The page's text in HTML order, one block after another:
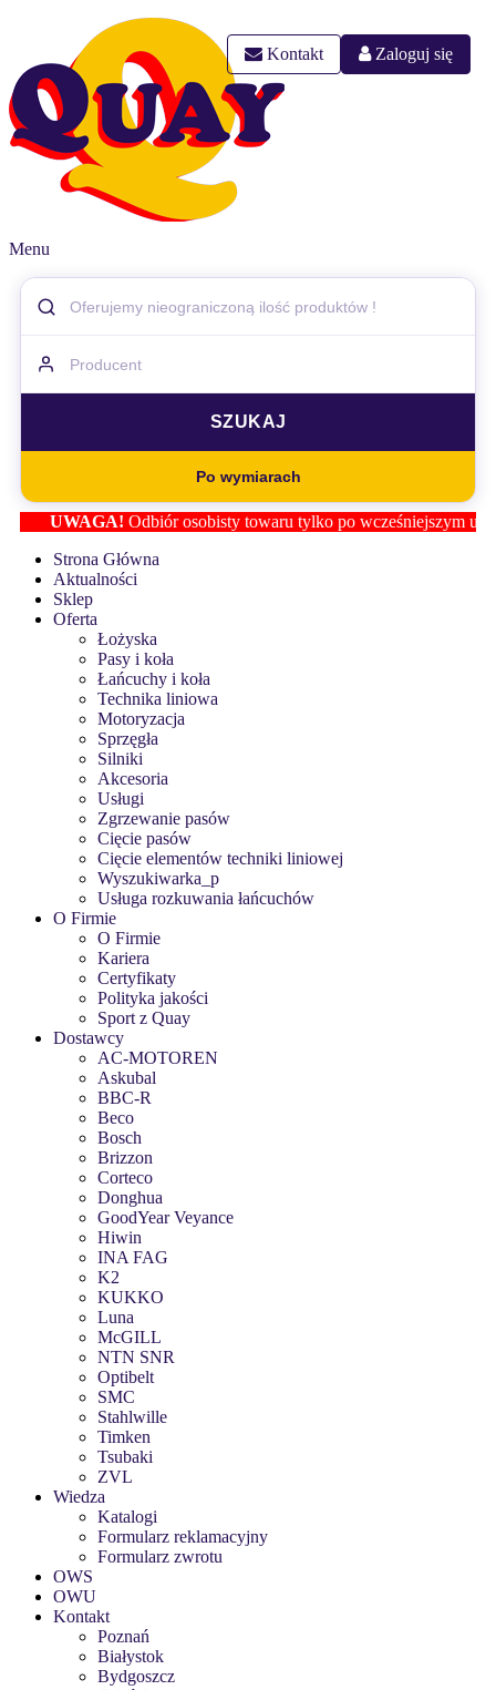
Kontakt Zaloguj się
Menu
Po wymiarach
UWAGA!Odbiór osobisty towaru tylko po wcześniejszym
Strona Główna
Aktualności
Sklep
Oferta
Łożyska
Pasy i koła
Łańcuchy i koła
Technika liniowa
Motoryzacja
Sprzęgła
Silniki
Akcesoria
Usługi
Zgrzewanie pasów
Cięcie pasów
Cięcie elementów techniki liniowej
Wyszukiwarka_p
Usługa rozkuwania łańcuchów
O Firmie
O Firmie
Kariera
Certyfikaty
Polityka jakości
Sport z Quay
Dostawcy
AC-MOTOREN
Askubal
BBC-R
Beco
Bosch
Brizzon
Corteco
Donghua
GoodYear Veyance
Hiwin
INA FAG
K2
KUKKO
Luna
McGILL
NTN SNR
Optibelt
SMC
Stahlwille
Timken
Tsubaki
ZVL
Wiedza
Katalogi
Formularz reklamacyjny
Formularz zwrotu
OWS
OWU
Kontakt
Poznań
Białystok
Bydgoszcz